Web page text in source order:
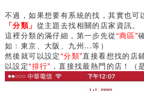
不過，如果想要有系統的找，其實也可
「分類」 從主題去找相關的店家資訊。
這裡分類的滿仔細，第一步先從“商區”
如：東京、大阪、九州...等）
然後就可以設定“分類”直接看想找的店
以設定“排行” ，直接找最熱門的店！（